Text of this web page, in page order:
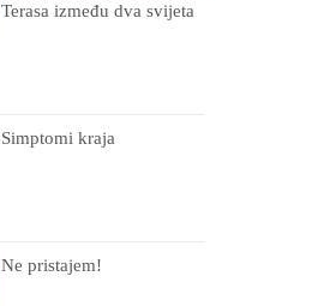
Terasa između dva svijeta
Simptomi kraja
Ne pristajem!